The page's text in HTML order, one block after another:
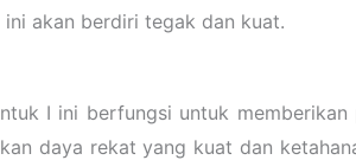
akan berdiri tegak dan kuat.
I ini berfungsi untuk
daya rekat yang kuat dan